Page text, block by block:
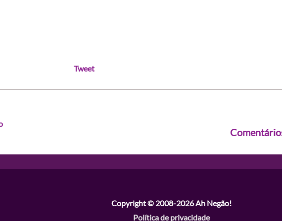
Tweet
Copyright © 2008-2026Ah Negão!
Política de privacidade